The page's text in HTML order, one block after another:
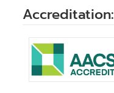
Accreditation: